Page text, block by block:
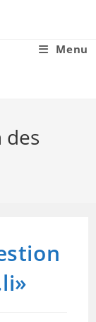
Menu
des